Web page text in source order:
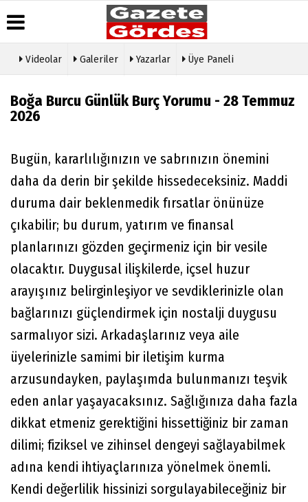
Haber
Arşivi
Günün
Haberleri
Durumu
Biyografiler
Yazarları
Galeri
Etkinlikler
İletişim
Gizlilik
İlkeleri
Videolar Galeriler Yazarlar Üye Paneli
Boğa Burcu Günlük Burç Yorumu - 28 Temmuz
2026
Bugün, kararlılığınızın ve sabrınızın önemini
daha da derin bir şekilde hissedeceksiniz. Maddi
duruma dair beklenmedik fırsatlar önünüze
çıkabilir; bu durum, yatırım ve finansal
planlarınızı gözden geçirmeniz için bir vesile
olacaktır. Duygusal ilişkilerde, içsel huzur
arayışınız belirginleşiyor ve sevdiklerinizle olan
bağlarınızı güçlendirmek için nostalji duygusu
sarmalıyor sizi. Arkadaşlarınız veya aile
üyelerinizle samimi bir iletişim kurma
arzusundayken, paylaşımda bulunmanızı teşvik
eden anlar yaşayacaksınız. Sağlığınıza daha fazla
dikkat etmeniz gerektiğini hissettiğiniz bir zaman
dilimi; fiziksel ve zihinsel dengeyi sağlayabilmek
adına kendi ihtiyaçlarınıza yönelmek önemli.
Kendi değerlilik hissinizi sorgulayabileceğiniz bir